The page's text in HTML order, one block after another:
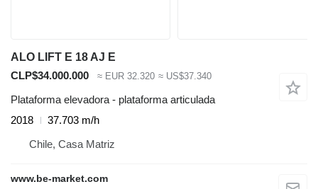
ALO LIFT E 18 AJ E
CLP$34.000.000
≈ EUR 32.320 ≈ US$37.340
Plataforma elevadora - plataforma articulada
2018
37.703 m/h
Chile, Casa Matriz
www.be-market.com